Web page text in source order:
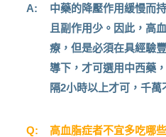
A:
中藥的降壓作用緩慢而
且副作用少。因此，高
療，但是必須在具經驗
導下，才可選用中西藥
隔2小時以上才可，千萬
Q: 高血脂症者不宜多吃哪